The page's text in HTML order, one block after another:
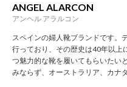
ANGEL ALARCON
アンヘル アラルコン
スペインの婦人靴ブランドです。
行っており、その歴史は40年以上
つ魅力的な靴を履いてもらいたい
みならず、オーストラリア、カナ